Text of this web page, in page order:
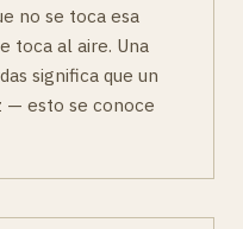
no se toca esa
toca al aire. Una
significa que un
— esto se conoce